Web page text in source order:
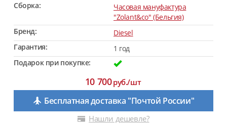
Сборка:
Часовая мануфактура
"Zolant&co" (Бельгия)
Бренд:
Diesel
Гарантия:
1 год
Подарок при покупке:
10 700руб./шт
Бесплатная доставка "Почтой России"
Нашли дешевле?